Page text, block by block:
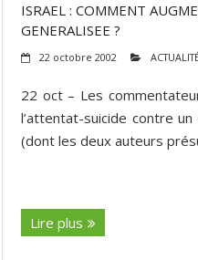
ISRAEL : COMMENT
GENERALISEE ?
22 octobre 2002
22 oct – Les
l’attentat-suicide contre
(dont les deux auteurs
Lire plus